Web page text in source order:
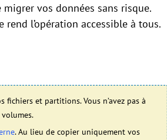
vos données sans risque.
l’opération accessible à tous.
et partitions. Vous n’avez pas à
. Au lieu de copier uniquement vos